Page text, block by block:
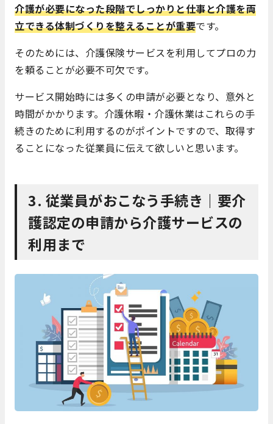
介護が必要になった段階でしっかりと仕事と介護を両
立できる体制づくりを整えることが重要です。
そのためには、介護保険サービスを利用してプロの力
を頼ることが必要不可欠です。
サービス開始時には多くの申請が必要となり、意外と
時間がかかります。介護休暇・介護休業はこれらの手
続きのために利用するのがポイントですので、取得す
ることになった従業員に伝えて欲しいと思います。
3. 従業員がおこなう手続き｜要介
護認定の申請から介護サービスの
利用まで